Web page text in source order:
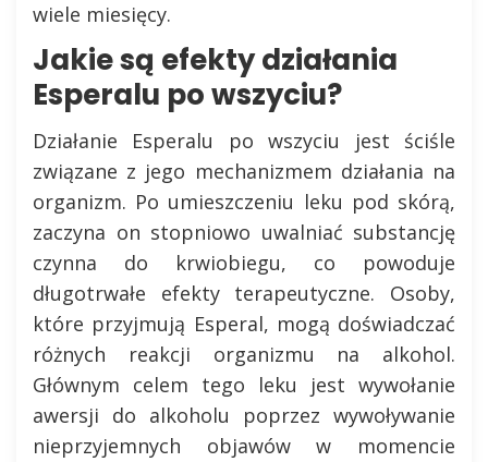
wiele miesięcy.
Jakie są efekty działania
Esperalu po wszyciu?
Działanie Esperalu po wszyciu jest ściśle
związane z jego mechanizmem działania na
organizm. Po umieszczeniu leku pod skórą,
zaczyna on stopniowo uwalniać substancję
czynna do krwiobiegu, co powoduje
długotrwałe efekty terapeutyczne. Osoby,
które przyjmują Esperal, mogą doświadczać
różnych reakcji organizmu na alkohol.
Głównym celem tego leku jest wywołanie
awersji do alkoholu poprzez wywoływanie
nieprzyjemnych objawów w momencie